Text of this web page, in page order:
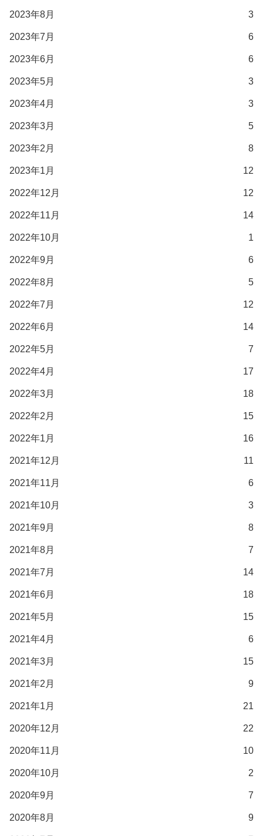
2023年8月 3
2023年7月 6
2023年6月 6
2023年5月 3
2023年4月 3
2023年3月 5
2023年2月 8
2023年1月 12
2022年12月 12
2022年11月 14
2022年10月 1
2022年9月 6
2022年8月 5
2022年7月 12
2022年6月 14
2022年5月 7
2022年4月 17
2022年3月 18
2022年2月 15
2022年1月 16
2021年12月 11
2021年11月 6
2021年10月 3
2021年9月 8
2021年8月 7
2021年7月 14
2021年6月 18
2021年5月 15
2021年4月 6
2021年3月 15
2021年2月 9
2021年1月 21
2020年12月 22
2020年11月 10
2020年10月 2
2020年9月 7
2020年8月 9